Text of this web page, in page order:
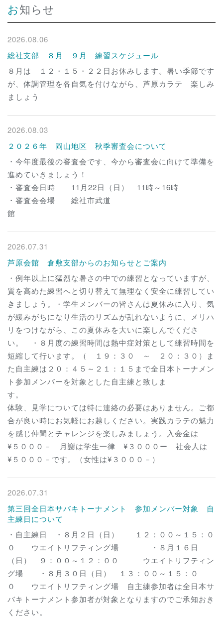
お知らせ
2026.08.06
総社支部 ８月 ９月 練習スケジュール
８月は １２・１５・２２日お休みします。暑い季節です
が、体調管理を各自気を付けながら、芦原カラテ 楽しみ
ましょう
2026.08.03
２０２６年 岡山地区 秋季審査会について
・今年度最後の審査会です、今から審査会に向けて準備を
進めていきましょう！
・審査会日時 11月22日（日） 11時～16時
・審査会会場 総社市武道
館
2026.07.31
芦原会館 倉敷支部からのお知らせとご案内
・例年以上に猛烈な暑さの中での練習となっていますが、
質を高めた練習へと切り替えて無理なく安全に練習してい
きましょう。・学生メンバーの皆さんは夏休みに入り、気
が緩みがちになり生活のリズムが乱れないように、メリハ
リをつけながら、この夏休みを大いに楽しんでくださ
い。 ・８月度の練習時間は熱中症対策として練習時間を
短縮して行います。（ １９：３０ ～ ２０：３０）ま
た自主練は２０：４５～２１：１５まで全日本トーナメン
ト参加メンバーを対象とした自主練と致しま
す
体験、見学については特に連絡の必要はありません。ご都
合が良い時にお気軽にお越しください。実践カラテの魅力
を感じ仲間とチャレンジを楽しみましょう。入会金は
¥５０００－ 月謝は学生一律 ¥３０００ー 社会人は
¥５０００－です。（女性は¥３０００－）
2026.07.31
第三回全日本サバキトーナメント 参加メンバー対象 自
主練日について
・自主練日 ・８月２日（日） １２：００～１５：０
０ ウエイトリフティング場 ・８月１６日
（日） ９：００～１２：００ ウエイトリフティン
グ場 ・８月３０日（日） １３：００～１５：０
０ ウエイトリフティング場 自主練参加者は全日本サ
バキトーナメント参加者が対象となりますのでご承知おき
ください。